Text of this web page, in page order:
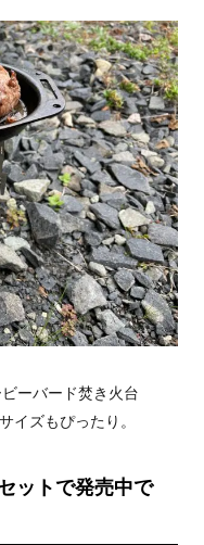
ーバード焚き火台
イズもぴったり。
ットで発売中で